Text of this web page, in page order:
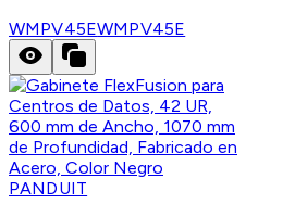
WMPV45EWMPV45E
PANDUIT